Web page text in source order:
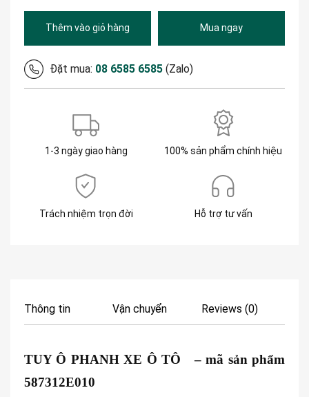
Thêm vào giỏ hàng Mua ngay
Đặt mua: 08 6585 6585 (Zalo)
1-3 ngày giao hàng 100% sản phẩm chính hiệu
Trách nhiệm trọn đời Hỗ trợ tư vấn
Thông tin Vận chuyển Reviews (0)
TUY Ô PHANH XE Ô TÔ – mã sản phẩm
587312E010